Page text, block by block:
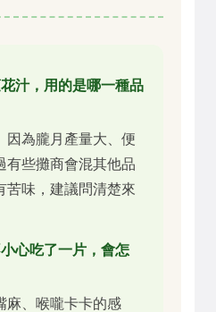
汁，用的是哪一種品
因為朧月產量大、便
有些攤商會混其他品
苦味，建議問清楚來
心吃了一片，會怎
麻、喉嚨卡卡的感